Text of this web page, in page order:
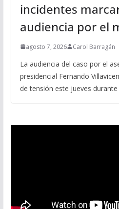
incidentes
audiencia por el
agosto 7, 2026 Carol Barragán
La audiencia del caso por el
presidencial Fernando
de tensión este jueves durante